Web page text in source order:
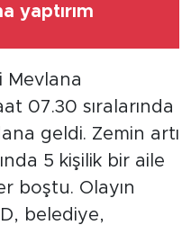
yaptırım
Mevlana
07.30 sıralarında
geldi. Zemin artı
5 kişilik bir aile
boştu. Olayın
belediye,